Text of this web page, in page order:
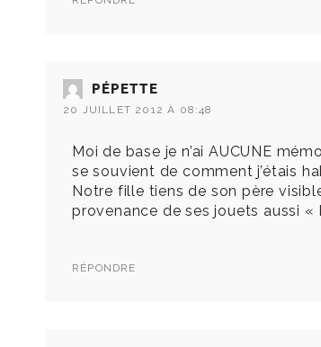
PÉPETTE
20 JUILLET 2012 À 08:48
Moi de base je n’ai AUCUNE
se souvient de comment j’étais
Notre fille tiens de son père
provenance de ses jouets aussi «
RÉPONDRE